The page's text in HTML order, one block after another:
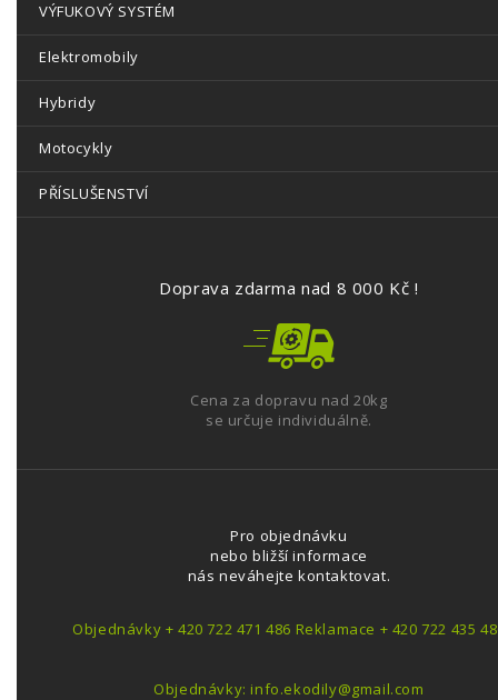
VÝFUKOVÝ SYSTÉM
Elektromobily
Hybridy
Motocykly
PŘÍSLUŠENSTVÍ
Doprava zdarma nad 8 000 Kč !
Cena za dopravu nad 20kg
se určuje individuálně.
Pro objednávku
nebo bližší informace
nás neváhejte kontaktovat.
Objednávky + 420 722 471 486 Reklamace + 420 722 435
Objednávky: info.ekodily@gmail.com